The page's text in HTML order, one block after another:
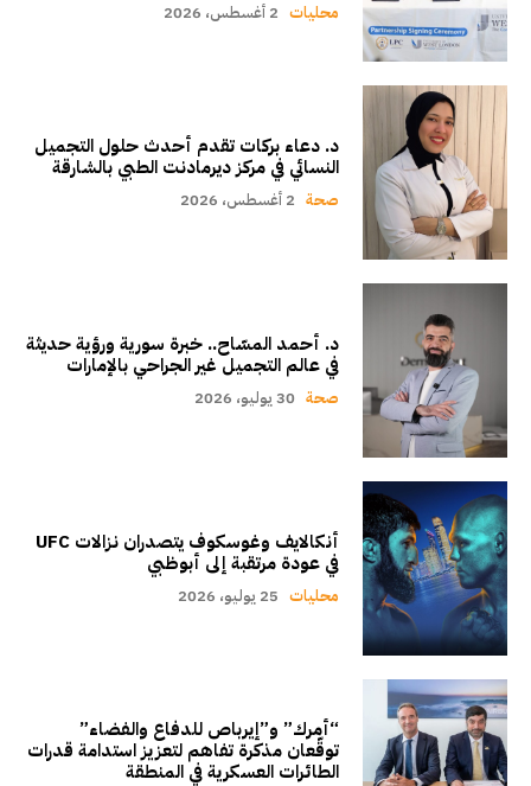
محليات 2 أغسطس، 2026
د. دعاء بركات تقدم أحدث حلول التجميل
النسائي في مركز ديرمادنت الطبي بالشارقة
صحة 2 أغسطس، 2026
د. أحمد المسّاح.. خبرة سورية ورؤية حديثة
في عالم التجميل غير الجراحي بالإمارات
صحة 30 يوليو، 2026
أنكالايف وغوسكوف يتصدران نزالات UFC
في عودة مرتقبة إلى أبوظبي
محليات 25 يوليو، 2026
“أمرك” و”إيرباص للدفاع والفضاء”
توقّعان مذكرة تفاهم لتعزيز استدامة قدرات
الطائرات العسكرية في المنطقة